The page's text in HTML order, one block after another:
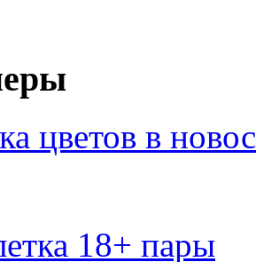
цветов в
18+ пары